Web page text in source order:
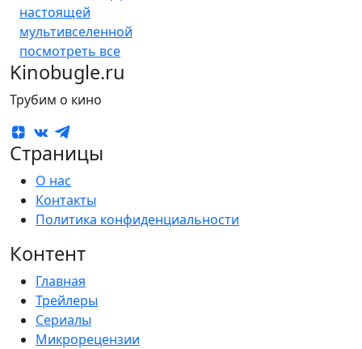
настоящей
мультивселенной
посмотреть все
Kinobugle.ru
Трубим о кино
Страницы
О нас
Контакты
Политика конфиденциальности
Контент
Главная
Трейлеры
Сериалы
Микрорецензии